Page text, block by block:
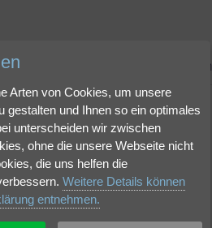
Unternehmen
Arten von Cookies, um unsere
gestalten und Ihnen so ein optimales
unterscheiden wir zwischen
ohne die unsere Webseite nicht
die uns helfen die
Weitere Details können
entnehmen.